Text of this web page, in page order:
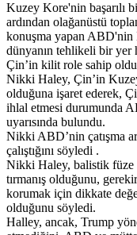
Kuzey Kore'nin başarılı
ardından olağanüstü
konuşma yapan
dünyanın tehlikeli bir yer
Çin’in kilit role sahip
Nikki Haley, Çin’in
olduğuna işaret ederek,
ihlal etmesi durumunda
uyarısında bulundu.
Nikki ABD’nin çatışma
çalıştığını söyledi .
Nikki Haley, balistik füze
tırmanış olduğunu,
korumak için dikkate
olduğunu söyledi.
Halley, ancak, Trump